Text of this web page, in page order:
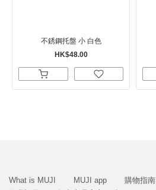
不銹鋼托盤 小 白色
HK$48.00
What is MUJI MUJI app 購物指南